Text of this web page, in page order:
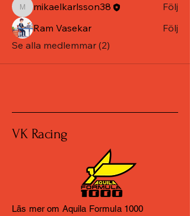
mikaelkarlsson38
mikaelkarlsson38
Följ
Ram Vasekar
Följ
Se alla medlemmar (2)
VK Racing
Läs mer om Aquila Formula 1000